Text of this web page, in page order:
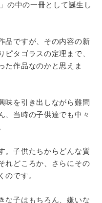
の中の一冊として誕生し
品ですが、その内容の新
タゴラスの定理まで、
た作品なのかと思えま
味を引き出しながら難問
、当時の子供達でも中々
。子供たちからどんな質
れどころか、さらにその
のです。
な子はもちろん、嫌いな